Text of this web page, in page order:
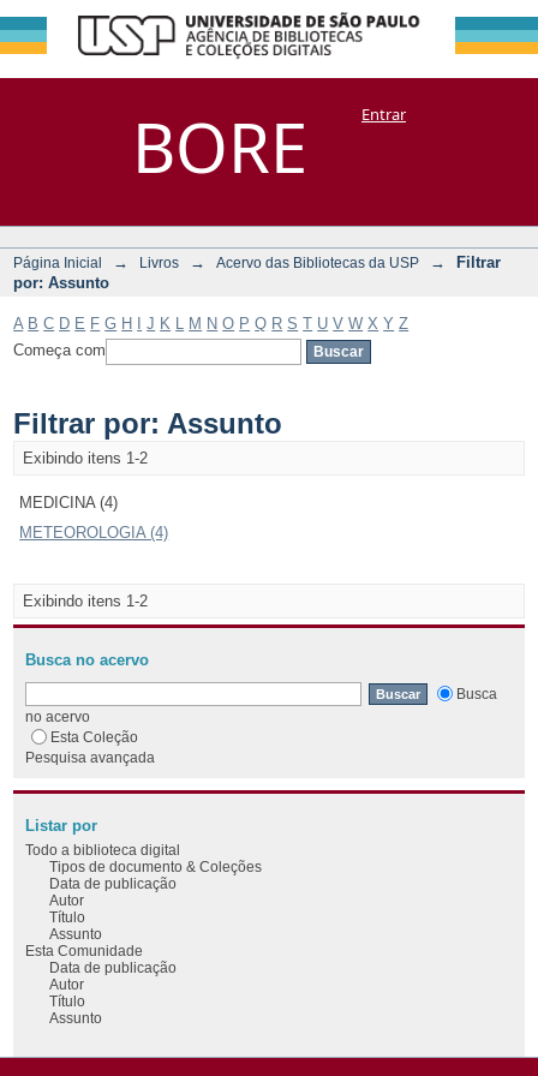
BORE
Filtrar por:
Assunto
DSpace/Manakin + CoriscoEntrar
Página Inicial → Livros → Acervo das Bibliotecas da USP →
Filtrar
por: Assunto
A B C D E F G H J K M N O P Q R S T U V W X Y Z
Começa com
Filtrar por: Assunto
Exibindo itens 1-2
MEDICINA (4)
METEOROLOGIA (4)
Exibindo itens 1-2
Busca no acervo
Busca
no acervo
Esta Coleção
Pesquisa avançada
Listar por
Todo a biblioteca digital
Tipos de documento & Coleções
Data de publicação
Autor
Título
Assunto
Esta Comunidade
Data de publicação
Autor
Título
Assunto